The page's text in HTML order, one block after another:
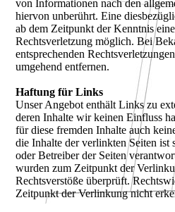
von Informationen nach den
hiervon unberührt. Eine
ab dem Zeitpunkt der Kenntnis
Rechtsverletzung möglich. Bei
entsprechenden
umgehend entfernen.
Haftung für Links
Unser Angebot enthält Links zu
deren Inhalte wir keinen Einfluss
für diese fremden Inhalte auch
die Inhalte der verlinkten Seiten ist
oder Betreiber der Seiten
wurden zum Zeitpunkt der
Rechtsverstöße überprüft.
Zeitpunkt der Verlinkung nicht